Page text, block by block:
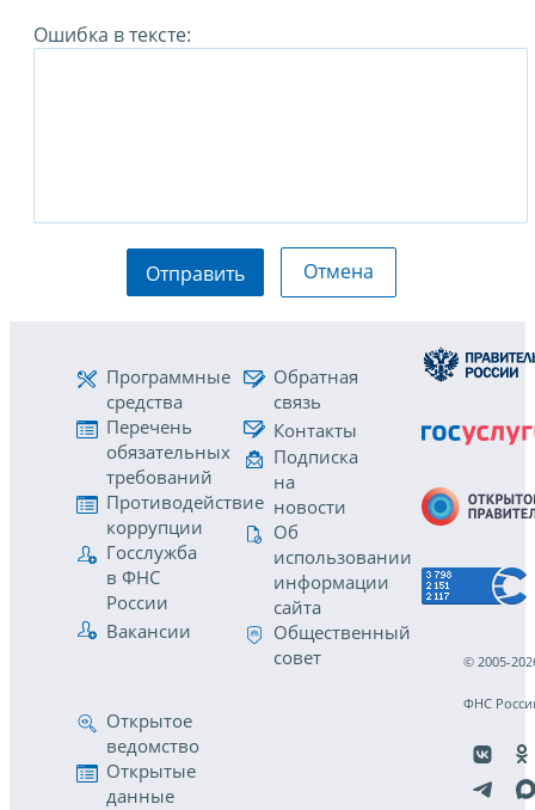
Ошибка в тексте:
Отправить Отмена
Программные
средства
Перечень
обязательных
требований
Противодействие
коррупции
Госслужба
в ФНС
России
Вакансии
Обратная
связь
Контакты
Подписка
на
новости
Об
использовании
информации
сайта
Общественный
совет
Открытое
ведомство
Открытые
данные
© 2005-
ФНС